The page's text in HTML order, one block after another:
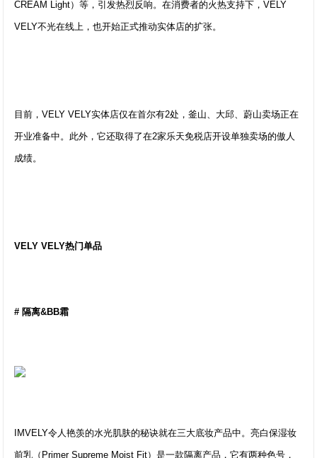
CREAM Light）等，引发热烈反响。在消费者的火热支持下，VELY
VELY不光在线上，也开始正式推动实体店的扩张。
目前，VELY VELY实体店仅在首尔有2处，釜山、大邱、蔚山卖场正在
开业准备中。此外，它还取得了在2家乐天免税店开设单独卖场的傲人
成绩。
VELY VELY热门单品
# 隔离&BB霜
IMVELY令人艳羡的水光肌肤的秘诀就在三大底妆产品中。亮白保湿妆
前乳（Primer Supreme Moist Fit）是一款隔离产品，它有两种色号，